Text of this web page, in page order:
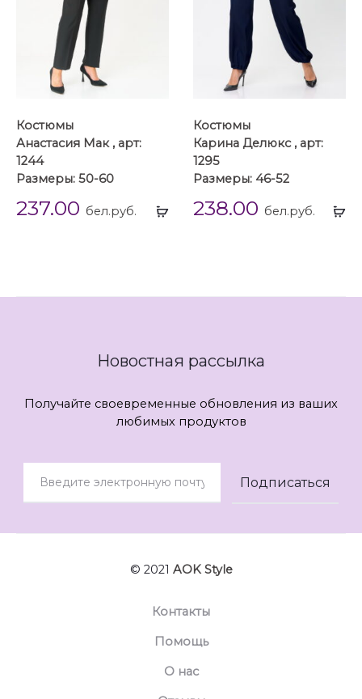
Выбрать
Костюмы
Анастасия Мак , арт:
1244
Размеры: 50-60
237.00 бел.руб.
Костюмы
Карина Делюкс , арт:
1295
Размеры: 46-52
238.00 бел.руб.
Новостная рассылка
Получайте своевременные обновления из ваших
любимых продуктов
© 2021 AOK Style
Контакты
Помощь
О нас